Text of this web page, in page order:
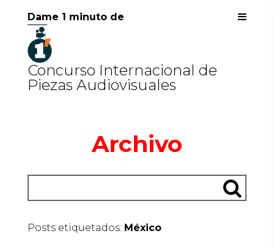
Dame 1 minuto de
Concurso Internacional de
Piezas Audiovisuales
Archivo
Posts etiquetados: México